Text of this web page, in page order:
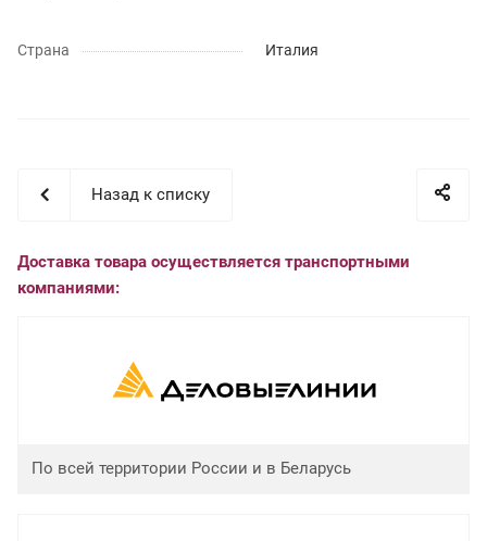
Страна Италия
Назад к списку
Доставка товара осуществляется транспортными
компаниями:
По всей территории России и в Беларусь